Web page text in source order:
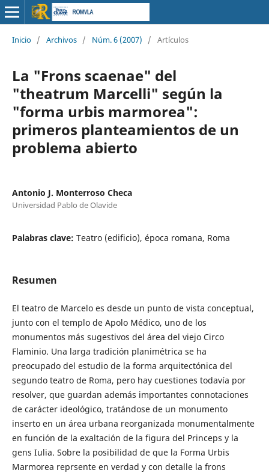
Inicio / Archivos / Núm. 6 (2007) / Artículos
La "Frons scaenae" del
"theatrum Marcelli" según la
"forma urbis marmorea":
primeros planteamientos de un
problema abierto
Antonio J. Monterroso Checa
Universidad Pablo de Olavide
Palabras clave: Teatro (edificio), época romana, Roma
Resumen
El teatro de Marcelo es desde un punto de vista conceptual,
junto con el templo de Apolo Médico, uno de los
monumentos más sugestivos del área del viejo Circo
Flaminio. Una larga tradición planimétrica se ha
preocupado del estudio de la forma arquitectónica del
segundo teatro de Roma, pero hay cuestiones todavía por
resolver, que guardan además importantes connotaciones
de carácter ideológico, tratándose de un monumento
inserto en un área urbana reorganizada monumentalmente
en función de la exaltación de la figura del Princeps y la
gens Iulia. Sobre la posibilidad de que la Forma Urbis
Marmorea reprsente en verdad y con detalle la frons